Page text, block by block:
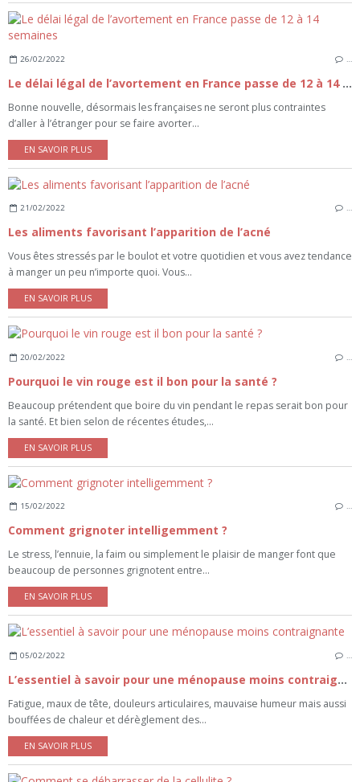
26/02/2022
Le délai légal de l’avortement en France passe de 12 à 14 semaines
Bonne nouvelle, désormais les françaises ne seront plus contraintes
d’aller à l’étranger pour se faire avorter...
EN SAVOIR PLUS
21/02/2022 …
Les aliments favorisant l’apparition de l’acné
Vous êtes stressés par le boulot et votre quotidien et vous avez tendance
à manger un peu n’importe quoi. Vous...
EN SAVOIR PLUS
20/02/2022 …
Pourquoi le vin rouge est il bon pour la santé ?
Beaucoup prétendent que boire du vin pendant le repas serait bon pour
la santé. Et bien selon de récentes études,...
EN SAVOIR PLUS
15/02/2022 …
Comment grignoter intelligemment ?
Le stress, l’ennuie, la faim ou simplement le plaisir de manger font que
beaucoup de personnes grignotent entre...
EN SAVOIR PLUS
05/02/2022 …
L’essentiel à savoir pour une ménopause moins contraignante
Fatigue, maux de tête, douleurs articulaires, mauvaise humeur mais aussi
bouffées de chaleur et dérèglement des...
EN SAVOIR PLUS